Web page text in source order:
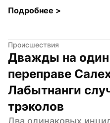
Подробнее >
Происшествия
Дважды на один
переправе
Лабытнанги
трэколов
Два одинаковых